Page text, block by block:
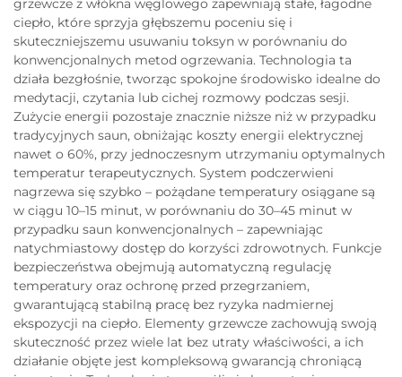
grzewcze z włókna węglowego zapewniają stałe, łagodne
ciepło, które sprzyja głębszemu poceniu się i
skuteczniejszemu usuwaniu toksyn w porównaniu do
konwencjonalnych metod ogrzewania. Technologia ta
działa bezgłośnie, tworząc spokojne środowisko idealne do
medytacji, czytania lub cichej rozmowy podczas sesji.
Zużycie energii pozostaje znacznie niższe niż w przypadku
tradycyjnych saun, obniżając koszty energii elektrycznej
nawet o 60%, przy jednoczesnym utrzymaniu optymalnych
temperatur terapeutycznych. System podczerwieni
nagrzewa się szybko – pożądane temperatury osiągane są
w ciągu 10–15 minut, w porównaniu do 30–45 minut w
przypadku saun konwencjonalnych – zapewniając
natychmiastowy dostęp do korzyści zdrowotnych. Funkcje
bezpieczeństwa obejmują automatyczną regulację
temperatury oraz ochronę przed przegrzaniem,
gwarantującą stabilną pracę bez ryzyka nadmiernej
ekspozycji na ciepło. Elementy grzewcze zachowują swoją
skuteczność przez wiele lat bez utraty właściwości, a ich
działanie objęte jest kompleksową gwarancją chroniącą